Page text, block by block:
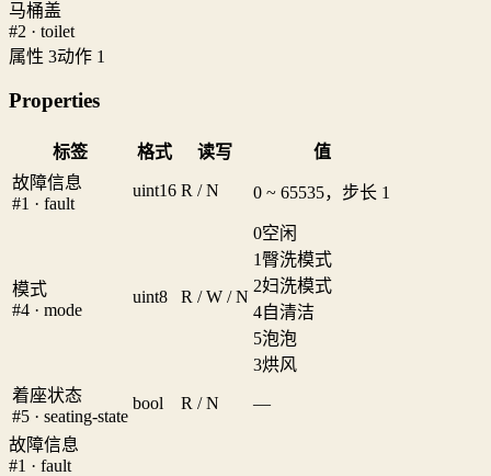
马桶盖
#2 · toilet
属性 3动作 1
Properties
标签 格式 读写
值
故障信息
#1 · fault
uint16 R / N 0 ~ 65535，步长 1
模式
#4 · mode
uint8 R / W / N
0空闲
1臀洗模式
2妇洗模式
4自清洁
5泡泡
3烘风
着座状态
#5 · seating-state
bool R / N —
故障信息
#1 · fault